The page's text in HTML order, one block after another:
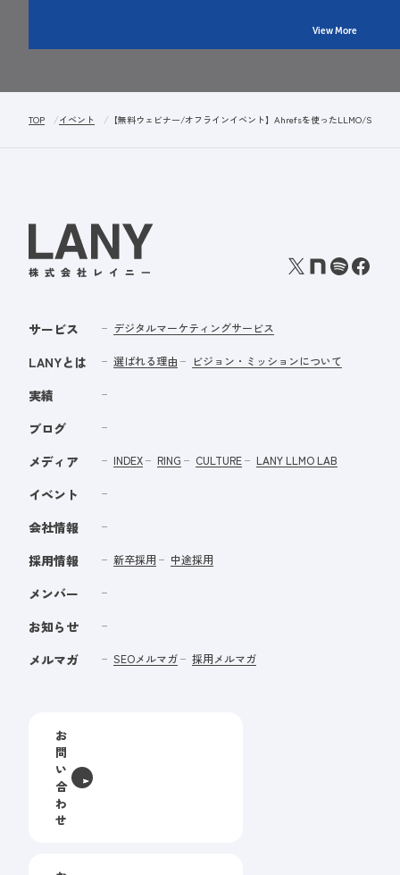
View More
TOP イベント 【無料ウェビナー/オフラインイベント】Ahrefsを使ったLLMO/SEO
サービス デジタルマーケティングサービス
LANYとは 選ばれる理由 ビジョン・ミッションについて
実績
ブログ
メディア
INDEX RING CULTURE LANY LLMO LAB
イベント
会社情報
採用情報
新卒採用 中途採用
メンバー
お知らせ
メルマガ
SEOメルマガ 採用メルマガ
お
問
い
合
わ
せ